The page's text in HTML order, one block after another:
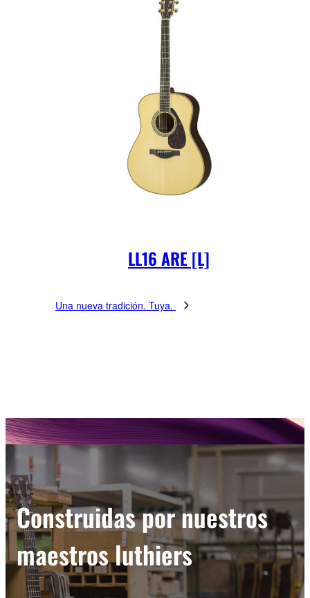
LL16 ARE [L]
Una nueva tradición. Tuya.
Construidas por nuestros
maestros luthiers